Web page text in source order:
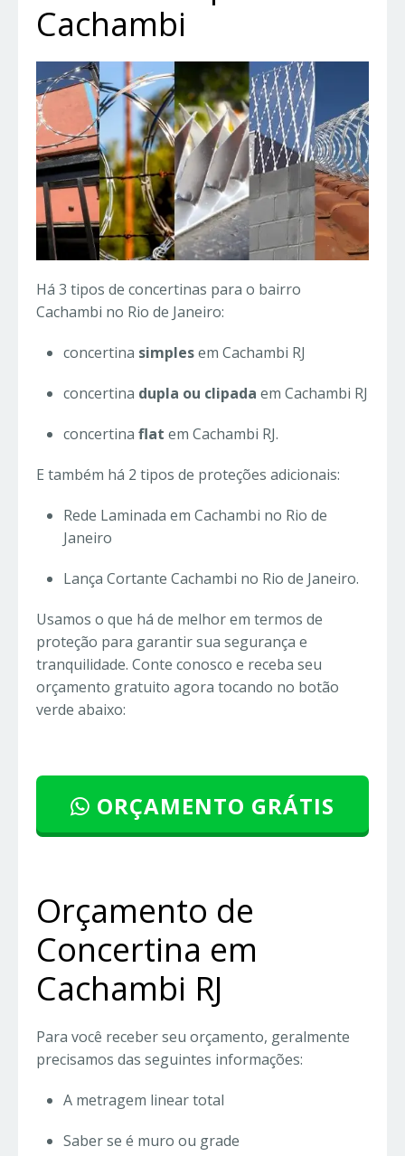
Cachambi
Há 3 tipos de concertinas para o bairro
Cachambi no Rio de Janeiro:
concertina simplesem Cachambi RJ
concertina dupla ou clipada em Cachambi RJ
concertina flat em Cachambi RJ.
E também há 2 tipos de proteções adicionais:
Rede Laminada em Cachambi no Rio de
Janeiro
Lança Cortante Cachambi no Rio de Janeiro.
Usamos o que há de melhor em termos de
proteção para garantir sua segurança e
tranquilidade. Conte conosco e receba seu
orçamento gratuito agora tocando no botão
verde abaixo:
ORÇAMENTO GRÁTIS
Orçamento de
Concertina em
Cachambi RJ
Para você receber seu orçamento, geralmente
precisamos das seguintes informações:
A metragem linear total
Saber se é muro ou grade